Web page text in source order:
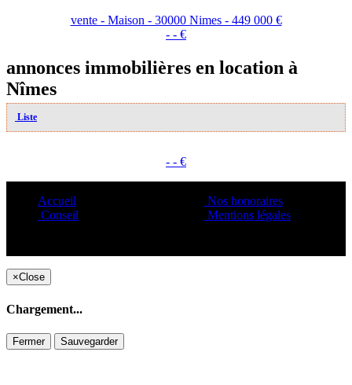
vente - Maison - 30000 Nimes - 449 000 €
- - €
annonces immobilières en location à
Nîmes
Liste
- - €
Accueil
Conseil
Nos honoraires
Mentions légales
×Close
Chargement...
Fermer Sauvegarder